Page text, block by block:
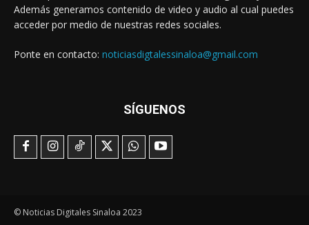
Además generamos contenido de video y audio al cual puedes
acceder por medio de nuestras redes sociales.
Ponte en contacto: noticiasdigtalessinaloa@gmail.com
SÍGUENOS
© Noticias Digitales Sinaloa 2023